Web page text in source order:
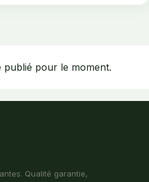
publié pour le moment.
Qualité garantie,